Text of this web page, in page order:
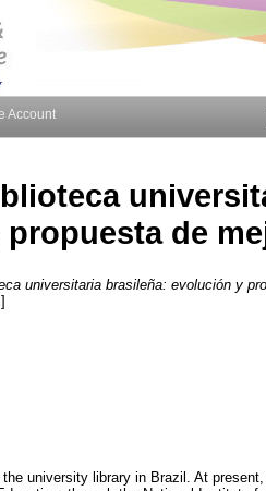
Account
de
universitaria brasileña: evolución y
university library in Brazil. At